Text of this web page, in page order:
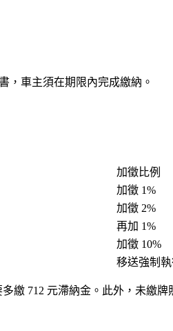
，車主須在期限內完成繳納。
加徵比例
加徵 1%
加徵 2%
再加 1%
加徵 10%
移送強制
繳 712 元滯納金。此外，未繳